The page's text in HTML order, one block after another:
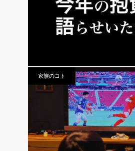
家族のコト